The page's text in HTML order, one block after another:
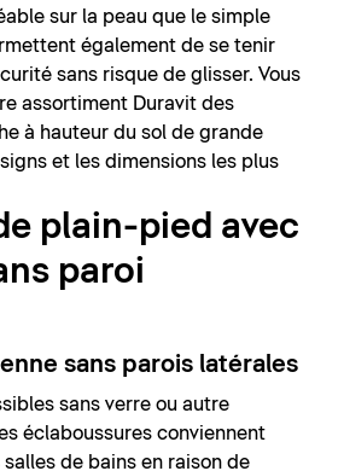
sur la peau que le simple
également de se tenir
sans risque de glisser. Vous
assortiment Duravit des
à hauteur du sol de grande
et les dimensions les plus
plain-pied avec
paroi
sans parois latérales
sans verre ou autre
éclaboussures conviennent
de bains en raison de